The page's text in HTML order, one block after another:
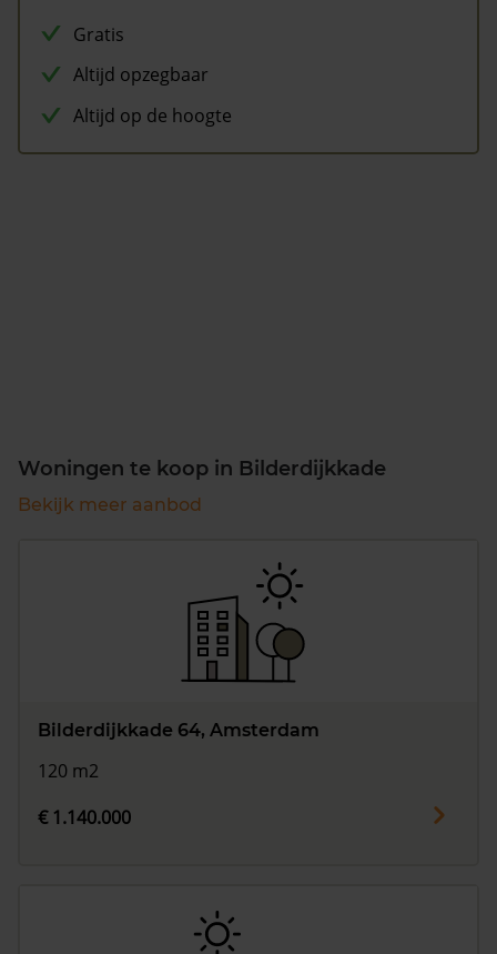
Gratis
Altijd opzegbaar
Altijd op de hoogte
Woningen te koop in Bilderdijkkade
Bekijk meer aanbod
Bilderdijkkade 64, Amsterdam
120 m2
€ 1.140.000